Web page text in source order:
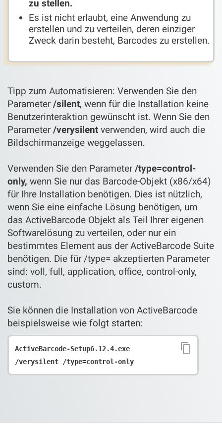
zu stellen.
Es ist nicht erlaubt, eine Anwendung zu
erstellen und zu verteilen, deren einziger
Zweck darin besteht, Barcodes zu erstellen.
Tipp zum Automatisieren: Verwenden Sie den
Parameter/silent, wenn für die Installation keine
Benutzerinteraktion gewünscht ist. Wenn Sie den
Parameter/verysilent verwenden, wird auch die
Bildschirmanzeige weggelassen.
Verwenden Sie den Parameter/type=control-
only, wenn Sie nur das Barcode-Objekt (x86/x64)
für Ihre Installation benötigen. Dies ist nützlich,
wenn Sie eine einfache Lösung benötigen, um
das ActiveBarcode Objekt als Teil Ihrer eigenen
Softwarelösung zu verteilen, oder nur ein
bestimmtes Element aus der ActiveBarcode Suite
benötigen. Die für /type= akzeptierten Parameter
sind: voll, full, application, office, control-only,
custom.
Sie können die Installation von ActiveBarcode
beispielsweise wie folgt starten:
ActiveBarcode-Setup6.12.4.exe